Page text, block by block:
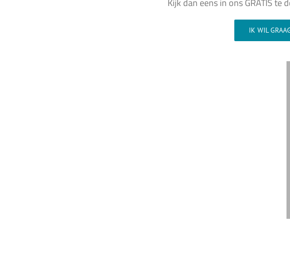
Kijk dan eens in ons GRATIS
IK WIL